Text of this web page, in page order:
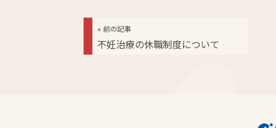
« 前の記事
不妊治療の休職制度について